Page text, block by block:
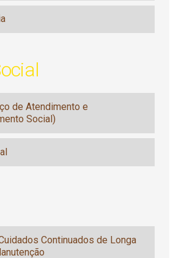
de Atendimento e
Social)
Continuados de Longa